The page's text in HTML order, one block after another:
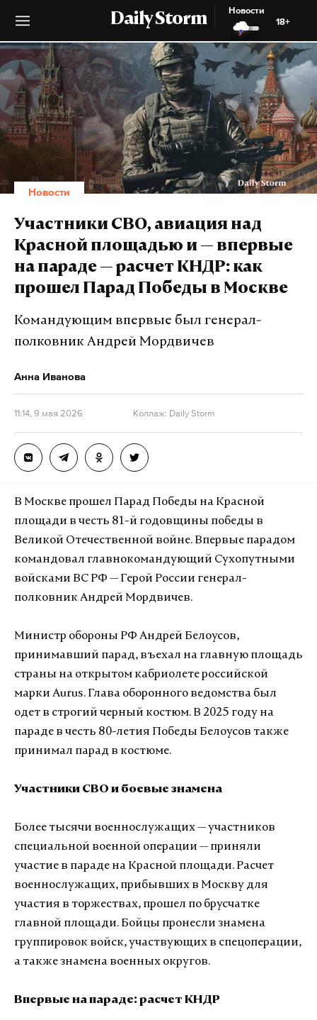
Daily Storm
Новости
18+
Новости
Участники СВО, авиация над
Красной площадью и — впервые
на параде — расчет КНДР: как
прошел Парад Победы в Москве
Командующим впервые был генерал-
полковник Андрей Мордвичев
Анна Иванова
11:14, 9 мая 2026 Коллаж: Daily Storm
В Москве прошел Парад Победы на Красной
площади в честь 81-й годовщины победы в
Великой Отечественной войне. Впервые парадом
командовал главнокомандующий Сухопутными
войсками ВС РФ — Герой России генерал-
полковник Андрей Мордвичев.
Министр обороны РФ Андрей Белоусов,
принимавший парад, въехал на главную площадь
страны на открытом кабриолете российской
марки Aurus. Глава оборонного ведомства был
одет в строгий черный костюм. В 2025 году на
параде в честь 80-летия Победы Белоусов также
принимал парад в костюме.
Участники СВО и боевые знамена
Более тысячи военнослужащих — участников
специальной военной операции — приняли
участие в параде на Красной площади. Расчет
военнослужащих, прибывших в Москву для
участия в торжествах, прошел по брусчатке
главной площади. Бойцы пронесли знамена
группировок войск, участвующих в спецоперации,
а также знамена военных округов.
Впервые на параде: расчет КНДР